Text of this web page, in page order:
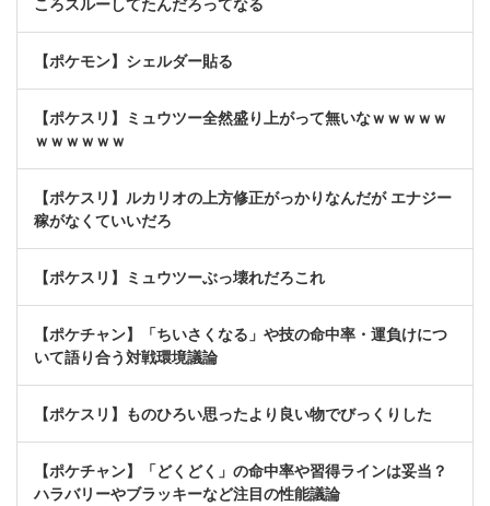
【ポケモン】シェルダー貼る
【ポケスリ】ミュウツー全然盛り上がって無いなｗｗｗｗｗ
ｗｗｗｗｗｗ
【ポケスリ】ルカリオの上方修正がっかりなんだが エナジー
稼がなくていいだろ
【ポケスリ】ミュウツーぶっ壊れだろこれ
【ポケチャン】「ちいさくなる」や技の命中率・運負けにつ
いて語り合う対戦環境議論
【ポケスリ】ものひろい思ったより良い物でびっくりした
【ポケチャン】「どくどく」の命中率や習得ラインは妥当？
ハラバリーやブラッキーなど注目の性能議論